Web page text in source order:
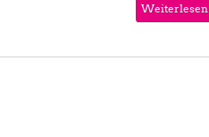
Weiterlesen